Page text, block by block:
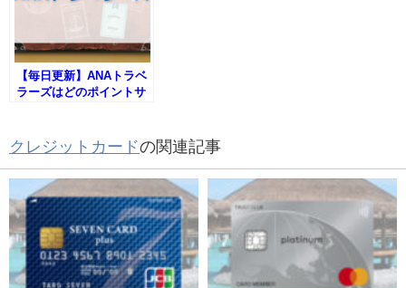
【毎日更新】ANAトラベ
ラーズはどのポイントサ
クレジットカードの関連記事